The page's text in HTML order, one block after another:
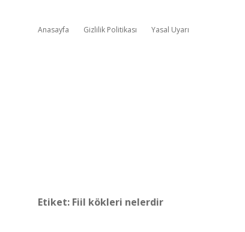
Anasayfa Gizlilik Politikası Yasal Uyarı
Etiket: Fiil kökleri nelerdir